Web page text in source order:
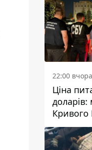
22:00 вчора
Ціна
Кривого